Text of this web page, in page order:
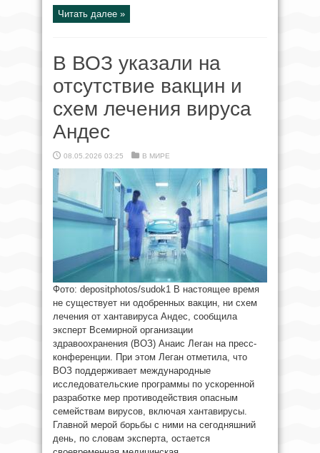
Читать далее »
В ВОЗ указали на
отсутствие вакцин и
схем лечения вируса
Андес
08.05.2026 03:25 В МИРЕ
Фото: depositphotos/sudok1 В настоящее время
не существует ни одобренных вакцин, ни схем
лечения от хантавируса Андес, сообщила
эксперт Всемирной организации
здравоохранения (ВОЗ) Анаис Леган на пресс-
конференции. При этом Леган отметила, что
ВОЗ поддерживает международные
исследовательские программы по ускоренной
разработке мер противодействия опасным
семействам вирусов, включая хантавирусы.
Главной мерой борьбы с ними на сегодняшний
день, по словам эксперта, остается